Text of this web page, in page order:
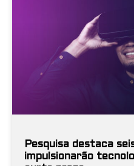
Pesquisa destaca
impulsionarão